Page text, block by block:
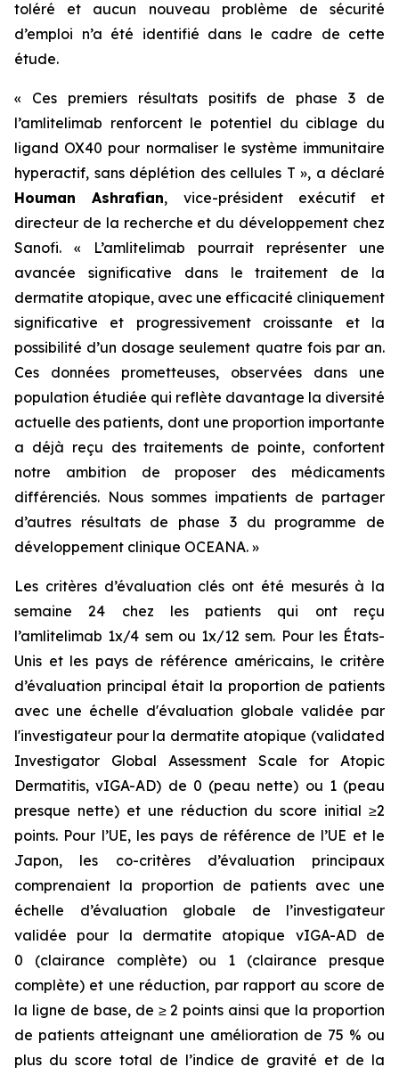
toléré et aucun nouveau problème de sécurité
d’emploi n’a été identifié dans le cadre de cette
étude.
« Ces premiers résultats positifs de phase 3 de
l’amlitelimab renforcent le potentiel du ciblage du
ligand OX40 pour normaliser le système immunitaire
hyperactif, sans déplétion des cellules T », a déclaré
Houman Ashrafian, vice-président exécutif et
directeur de la recherche et du développement chez
Sanofi. « L’amlitelimab pourrait représenter une
avancée significative dans le traitement de la
dermatite atopique, avec une efficacité cliniquement
significative et progressivement croissante et la
possibilité d’un dosage seulement quatre fois par an.
Ces données prometteuses, observées dans une
population étudiée qui reflète davantage la diversité
actuelle des patients, dont une proportion importante
a déjà reçu des traitements de pointe, confortent
notre ambition de proposer des médicaments
différenciés. Nous sommes impatients de partager
d’autres résultats de phase 3 du programme de
développement clinique OCEANA. »
Les critères d’évaluation clés ont été mesurés à la
semaine 24 chez les patients qui ont reçu
l’amlitelimab 1x/4 sem ou 1x/12 sem. Pour les États-
Unis et les pays de référence américains, le critère
d’évaluation principal était la proportion de patients
avec une échelle d'évaluation globale validée par
l'investigateur pour la dermatite atopique (validated
Investigator Global Assessment Scale for Atopic
Dermatitis, vIGA-AD) de 0 (peau nette) ou 1 (peau
presque nette) et une réduction du score initial ≥2
points. Pour l’UE, les pays de référence de l’UE et le
Japon, les co-critères d’évaluation principaux
comprenaient la proportion de patients avec une
échelle d’évaluation globale de l’investigateur
validée pour la dermatite atopique vIGA-AD de
0 (clairance complète) ou 1 (clairance presque
complète) et une réduction, par rapport au score de
la ligne de base, de ≥ 2 points ainsi que la proportion
de patients atteignant une amélioration de 75 % ou
plus du score total de l’indice de gravité et de la